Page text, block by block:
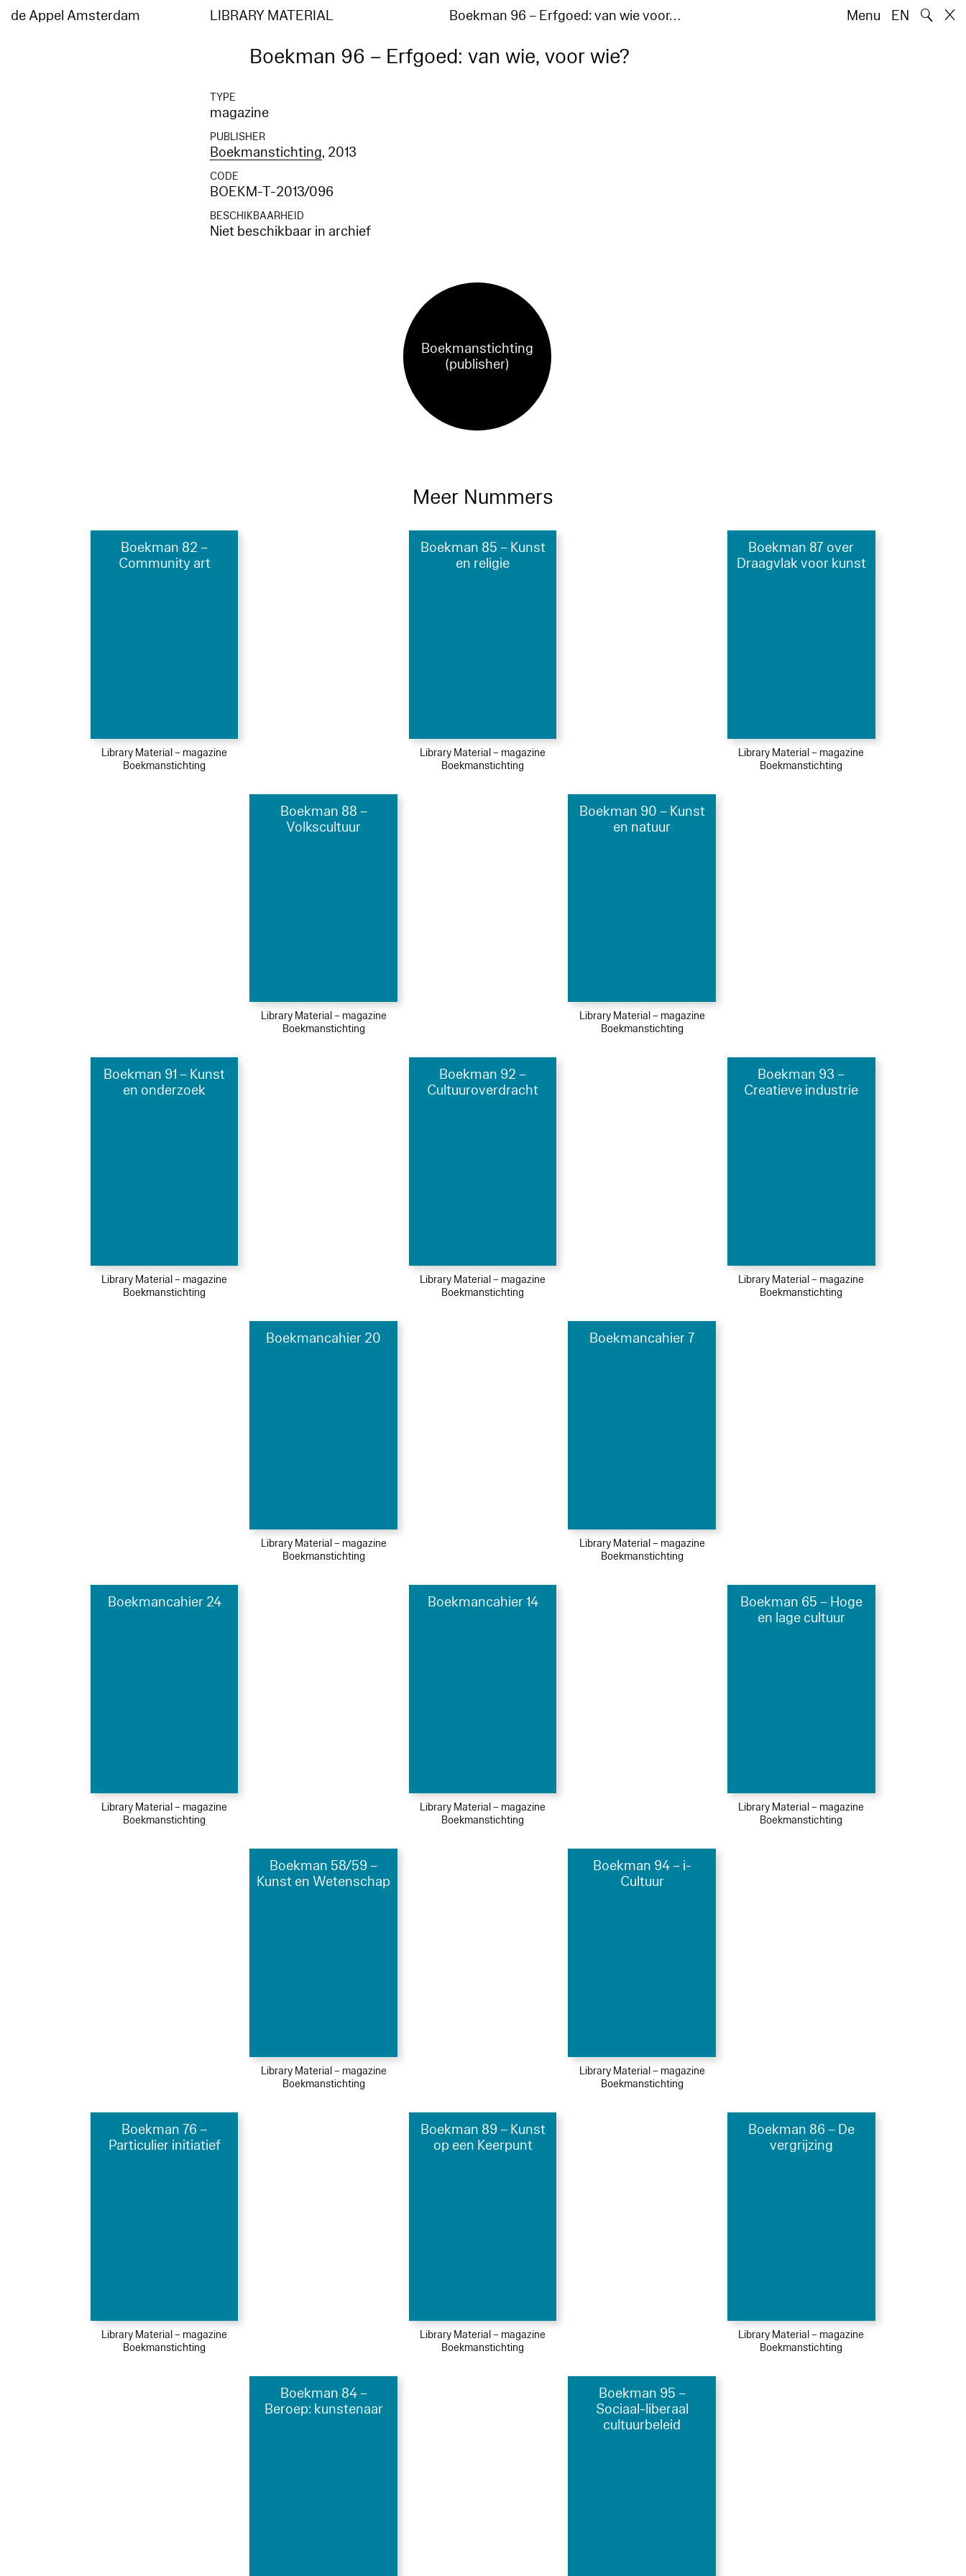
de Appel Amsterdam LIBRARY MATERIAL Boekman 96 – Erfgoed: van wie voor… Menu EN 🔍
Boekman 96 – Erfgoed: van wie, voor wie?
TYPE
magazine
PUBLISHER
Boekmanstichting, 2013
CODE
BOEKM-T-2013/096
BESCHIKBAARHEID
Niet beschikbaar in archief
Boekmanstichting
(publisher)
Meer Nummers
Boekman 82 –
Community art
Library Material – magazine
Boekmanstichting
Boekman 85 – Kunst
en religie
Library Material – magazine
Boekmanstichting
Boekman 87 over
Draagvlak voor kunst
Library Material – magazine
Boekmanstichting
Boekman 88 –
Volkscultuur
Library Material – magazine
Boekmanstichting
Boekman 90 – Kunst
en natuur
Library Material – magazine
Boekmanstichting
Boekman 91 – Kunst
en onderzoek
Library Material – magazine
Boekmanstichting
Boekman 92 –
Cultuuroverdracht
Library Material – magazine
Boekmanstichting
Boekman 93 –
Creatieve industrie
Library Material – magazine
Boekmanstichting
Boekmancahier 20
Library Material – magazine
Boekmanstichting
Boekmancahier 7
Library Material – magazine
Boekmanstichting
Boekmancahier 24
Library Material – magazine
Boekmanstichting
Boekmancahier 14
Library Material – magazine
Boekmanstichting
Boekman 65 – Hoge
en lage cultuur
Library Material – magazine
Boekmanstichting
Boekman 58/59 –
Kunst en Wetenschap
Library Material – magazine
Boekmanstichting
Boekman 94 – i-
Cultuur
Library Material – magazine
Boekmanstichting
Boekman 76 –
Particulier initiatief
Library Material – magazine
Boekmanstichting
Boekman 89 – Kunst
op een Keerpunt
Library Material – magazine
Boekmanstichting
Boekman 86 – De
vergrijzing
Library Material – magazine
Boekmanstichting
Boekman 84 –
Beroep: kunstenaar
Boekman 95 –
Sociaal-liberaal
cultuurbeleid